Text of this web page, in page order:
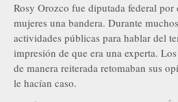
Rosy Orozco fue diputada federal
mujeres una bandera. Durante
actividades públicas para hablar del
impresión de que era una experta.
de manera reiterada retomaban sus
le hacían caso.